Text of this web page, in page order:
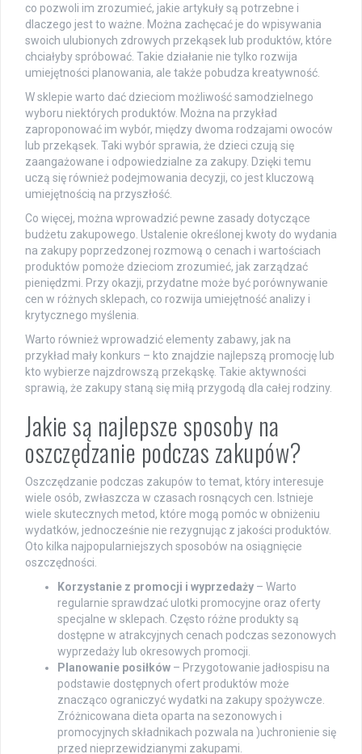
co pozwoli im zrozumieć, jakie artykuły są potrzebne i
dlaczego jest to ważne. Można zachęcać je do wpisywania
swoich ulubionych zdrowych przekąsek lub produktów, które
chciałyby spróbować. Takie działanie nie tylko rozwija
umiejętności planowania, ale także pobudza kreatywność.
W sklepie warto dać dzieciom możliwość samodzielnego
wyboru niektórych produktów. Można na przykład
zaproponować im wybór, między dwoma rodzajami owoców
lub przekąsek. Taki wybór sprawia, że dzieci czują się
zaangażowane i odpowiedzialne za zakupy. Dzięki temu
uczą się również podejmowania decyzji, co jest kluczową
umiejętnością na przyszłość.
Co więcej, można wprowadzić pewne zasady dotyczące
budżetu zakupowego. Ustalenie określonej kwoty do wydania
na zakupy poprzedzonej rozmową o cenach i wartościach
produktów pomoże dzieciom zrozumieć, jak zarządzać
pieniędzmi. Przy okazji, przydatne może być porównywanie
cen w różnych sklepach, co rozwija umiejętność analizy i
krytycznego myślenia.
Warto również wprowadzić elementy zabawy, jak na
przykład mały konkurs – kto znajdzie najlepszą promocję lub
kto wybierze najzdrowszą przekąskę. Takie aktywności
sprawią, że zakupy staną się miłą przygodą dla całej rodziny.
Jakie są najlepsze sposoby na
oszczędzanie podczas zakupów?
Oszczędzanie podczas zakupów to temat, który interesuje
wiele osób, zwłaszcza w czasach rosnących cen. Istnieje
wiele skutecznych metod, które mogą pomóc w obniżeniu
wydatków, jednocześnie nie rezygnując z jakości produktów.
Oto kilka najpopularniejszych sposobów na osiągnięcie
oszczędności.
Korzystanie z promocji i wyprzedaży – Warto
regularnie sprawdzać ulotki promocyjne oraz oferty
specjalne w sklepach. Często różne produkty są
dostępne w atrakcyjnych cenach podczas sezonowych
wyprzedaży lub okresowych promocji.
Planowanie posiłków – Przygotowanie jadłospisu na
podstawie dostępnych ofert produktów może
znacząco ograniczyć wydatki na zakupy spożywcze.
Zróżnicowana dieta oparta na sezonowych i
promocyjnych składnikach pozwala na )uchronienie się
przed nieprzewidzianymi zakupami.